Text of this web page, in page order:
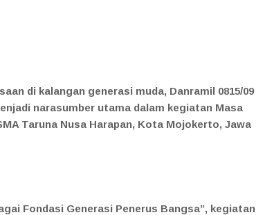
di kalangan generasi muda, Danramil 0815/09
narasumber utama dalam kegiatan Masa
Taruna Nusa Harapan, Kota Mojokerto, Jawa
Fondasi Generasi Penerus Bangsa”, kegiatan